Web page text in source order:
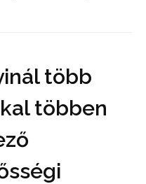
több
többen